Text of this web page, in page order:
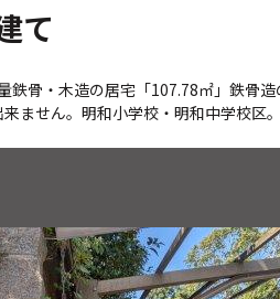
て
骨・木造の居宅「107.78㎡」鉄骨造
ません。明和小学校・明和中学校区